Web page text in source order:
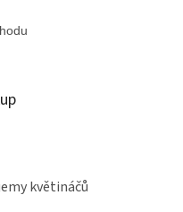
květináčů